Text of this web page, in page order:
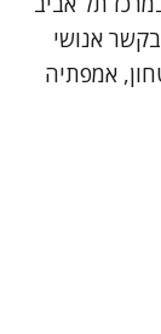
אנושי
אמפתיה